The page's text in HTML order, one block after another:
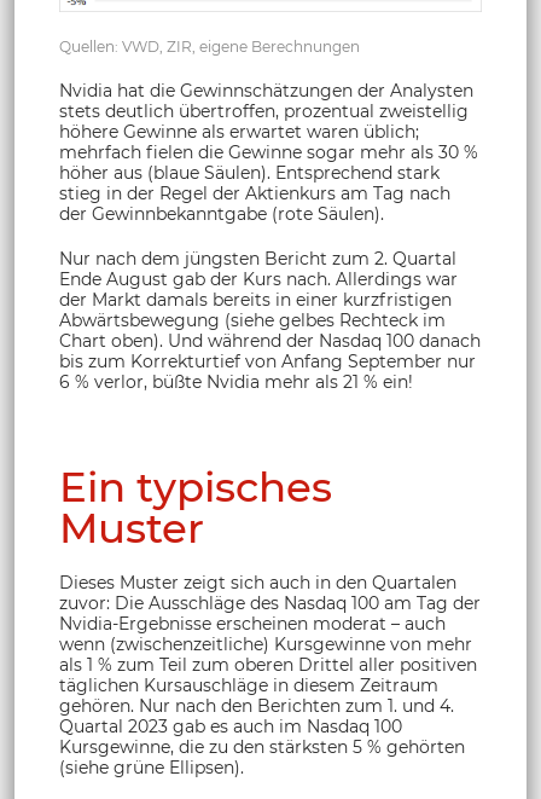
Quellen: VWD, ZIR, eigene Berechnungen
Nvidia hat die Gewinnschätzungen der Analysten
stets deutlich übertroffen, prozentual zweistellig
höhere Gewinne als erwartet waren üblich;
mehrfach fielen die Gewinne sogar mehr als 30 %
höher aus (blaue Säulen). Entsprechend stark
stieg in der Regel der Aktienkurs am Tag nach
der Gewinnbekanntgabe (rote Säulen).
Nur nach dem jüngsten Bericht zum 2. Quartal
Ende August gab der Kurs nach. Allerdings war
der Markt damals bereits in einer kurzfristigen
Abwärtsbewegung (siehe gelbes Rechteck im
Chart oben). Und während der Nasdaq 100 danach
bis zum Korrekturtief von Anfang September nur
6 % verlor, büßte Nvidia mehr als 21 % ein!
Ein typisches
Muster
Dieses Muster zeigt sich auch in den Quartalen
zuvor: Die Ausschläge des Nasdaq 100 am Tag der
Nvidia-Ergebnisse erscheinen moderat – auch
wenn (zwischenzeitliche) Kursgewinne von mehr
als 1 % zum Teil zum oberen Drittel aller positiven
täglichen Kursauschläge in diesem Zeitraum
gehören. Nur nach den Berichten zum 1. und 4.
Quartal 2023 gab es auch im Nasdaq 100
Kursgewinne, die zu den stärksten 5 % gehörten
(siehe grüne Ellipsen).